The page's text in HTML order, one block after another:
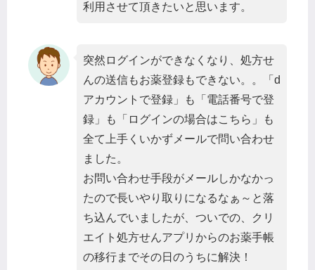
利用させて頂きたいと思います。
突然ログインができなくなり、処方せ
んの送信もお薬登録もできない。。「d
アカウントで登録」も「電話番号で登
録」も「ログインの場合はこちら」も
全て上手くいかずメールで問い合わせ
ました。
お問い合わせ手段がメールしかなかっ
たので長いやり取りになるなぁ～と落
ち込んでいましたが、ついでの、クリ
エイト処方せんアプリからのお薬手帳
の移行までその日のうちに解決！